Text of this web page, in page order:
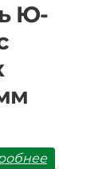
Ю-